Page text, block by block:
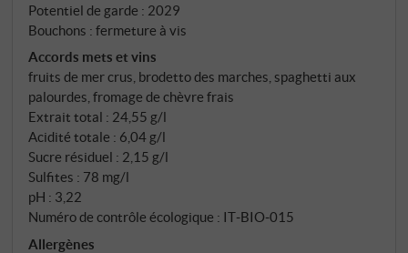
Potentiel de garde : 2029
Bouchons : fermeture à vis
Accords mets et vins
fruits de mer crus, brodetto des marches, spaghetti aux
palourdes, fromage de chèvre frais
Extrait total : 24,55 g/l
Acidité totale : 6,04 g/l
Sucre résiduel : 2,15 g/l
Sulfites : 78 mg/l
pH : 3,22
Numéro de contrôle écologique : IT‑BIO‑015
Allergènes